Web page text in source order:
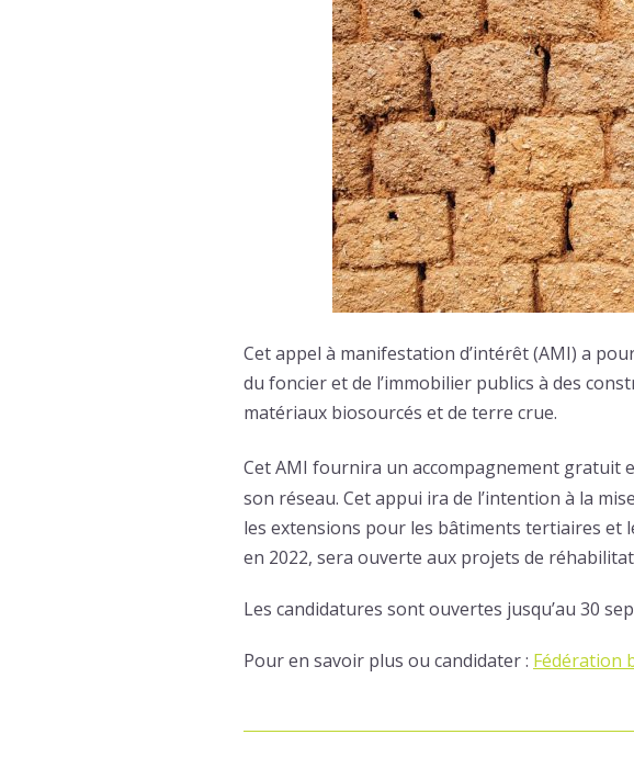
Cet appel à manifestation d’intérêt (AMI) a
du foncier et de l’immobilier publics à des
matériaux biosourcés et de terre crue.
Cet AMI fournira un accompagnement gratuit
son réseau. Cet appui ira de l’intention à la
les extensions pour les bâtiments tertiaires et
en 2022, sera ouverte aux projets de
Les candidatures sont ouvertes jusqu’au 30
Pour en savoir plus ou candidater : Fédération